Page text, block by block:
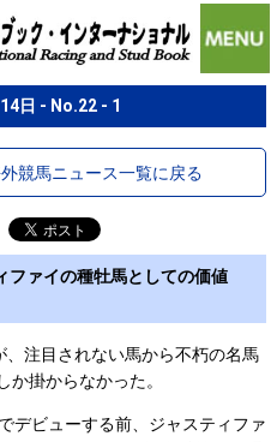
日 - No.22 - 1
競馬ニュース一覧に戻る
ファイの種牡馬としての価値
注目されない馬から不朽の名馬
掛からなかった。
デビューする前、ジャスティファ